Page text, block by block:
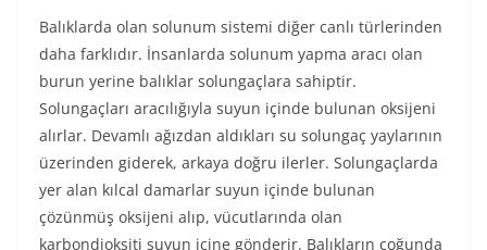
Balıklarda olan solunum sistemi diğer canlı türlerinden
daha farklıdır. İnsanlarda solunum yapma aracı olan
burun yerine balıklar solungaçlara sahiptir.
Solungaçları aracılığıyla suyun içinde bulunan oksijeni
alırlar. Devamlı ağızdan aldıkları su solungaç yaylarının
üzerinden giderek, arkaya doğru ilerler. Solungaçlarda
yer alan kılcal damarlar suyun içinde bulunan
çözünmüş oksijeni alıp, vücutlarında olan
karbondioksiti suyun içine gönderir. Balıkların çoğunda